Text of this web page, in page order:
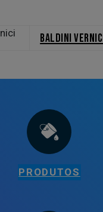
Baldini
PRODUTOS